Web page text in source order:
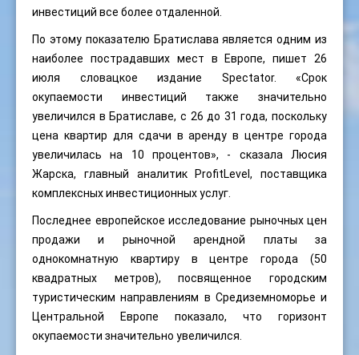
инвестиций все более отдаленной.
По этому показателю Братислава является одним из
наиболее пострадавших мест в Европе, пишет 26
июля словацкое издание Spectator. «Срок
окупаемости инвестиций также значительно
увеличился в Братиславе, с 26 до 31 года, поскольку
цена квартир для сдачи в аренду в центре города
увеличилась на 10 процентов», - сказала Люсия
Жарска, главный аналитик ProfitLevel, поставщика
комплексных инвестиционных услуг.
Последнее европейское исследование рыночных цен
продажи и рыночной арендной платы за
однокомнатную квартиру в центре города (50
квадратных метров), посвященное городским
туристическим направлениям в Средиземноморье и
Центральной Европе показало, что горизонт
окупаемости значительно увеличился.